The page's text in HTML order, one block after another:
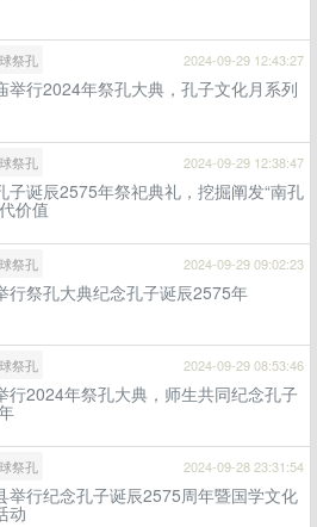
祭孔 2024-09-29 12:43:27
举行2024年祭孔大典，孔子文化月系列
祭孔 2024-09-29 12:38:47
子诞辰2575年祭祀典礼，挖掘阐发“南孔
价值
祭孔 2024-09-29 09:02:23
行祭孔大典纪念孔子诞辰2575年
祭孔 2024-09-29 08:53:46
行2024年祭孔大典，师生共同纪念孔子
祭孔 2024-09-28 23:31:54
举行纪念孔子诞辰2575周年暨国学文化
动